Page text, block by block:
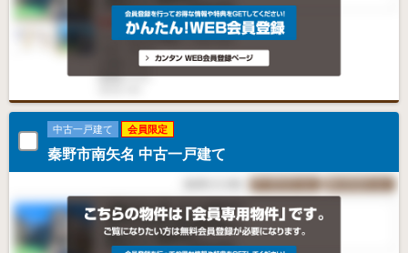
中古一戸建て 会員限定
秦野市南矢名 中古一戸建て